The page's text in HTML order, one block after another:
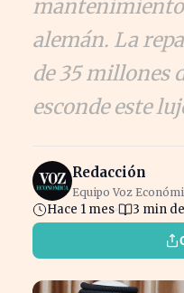
alemán. La
de 35 millones
esconde este
Redacción
Equipo Voz
Hace 1 mes 3 min